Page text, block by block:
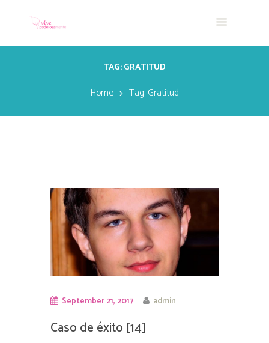
TAG: GRATITUD
Home Tag: Gratitud
September 21, 2017 admin
Caso de éxito [14]